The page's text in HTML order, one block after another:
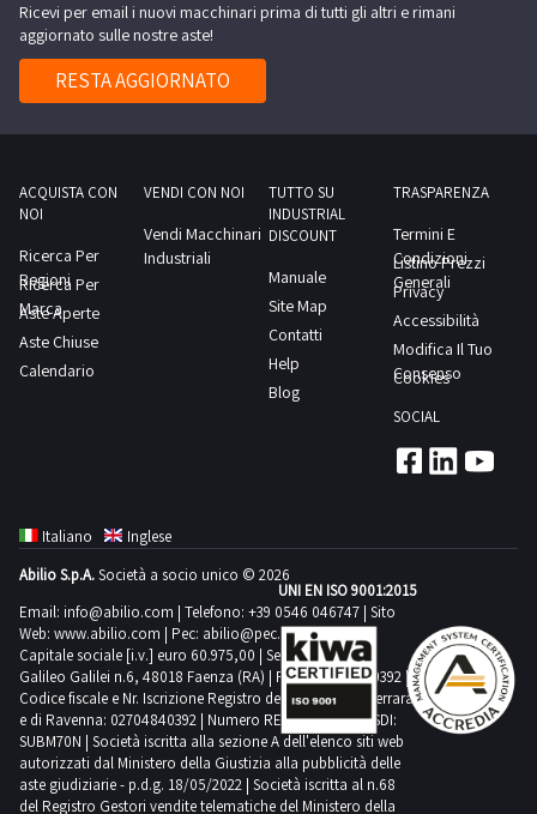
Ricevi per email i nuovi macchinari prima di tutti gli altri e rimani
aggiornato sulle nostre aste!
RESTA AGGIORNATO
ACQUISTA CON
NOI
Ricerca Per
Regioni
Ricerca Per
Marca
Aste Aperte
Aste Chiuse
Calendario
VENDI CON NOI
Vendi Macchinari
Industriali
TUTTO SU
INDUSTRIAL
DISCOUNT
Manuale
Site Map
Contatti
Help
Blog
TRASPARENZA
Termini E
Condizioni
Generali
Listino Prezzi
Privacy
Accessibilità
Modifica Il Tuo
Consenso
Cookies
SOCIAL
Italiano
Inglese
Abilio S.p.A.Società a socio unico © 2026
Email: info@abilio.com | Telefono: +39 0546 046747 | Sito
Web: www.abilio.com | Pec: abilio@pec.illimity.com
Capitale sociale [i.v.] euro 60.975,00 | Sede legale in Via
Galileo Galilei n.6, 48018 Faenza (RA) | P.IVA: 02704840392 |
Codice fiscale e Nr. Iscrizione Registro delle Imprese di Ferrara
e di Ravenna: 02704840392 | Numero REA RA 224830 | SDI:
SUBM70N | Società iscritta alla sezione A dell'elenco siti web
autorizzati dal Ministero della Giustizia alla pubblicità delle
aste giudiziarie - p.d.g. 18/05/2022 | Società iscritta al n.68
del Registro Gestori vendite telematiche del Ministero della
UNI EN ISO 9001:2015